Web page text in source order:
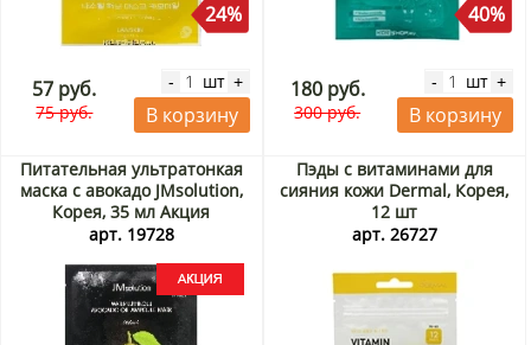
24%
57 руб.
75 руб.
- шт +
В корзину
40%
180 руб.
300 руб.
- шт +
В корзину
Питательная ультратонкая
маска с авокадо JMsolution,
Корея, 35 мл Акция
арт. 19728
Пэды с витаминами для
сияния кожи Dermal, Корея,
12 шт
арт. 26727